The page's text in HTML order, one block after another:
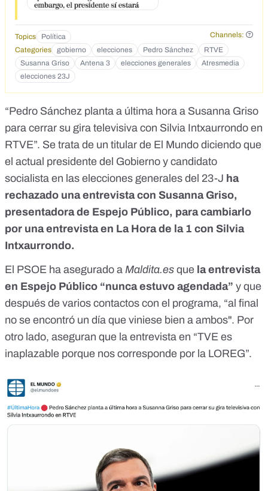
Topics Política
Channels:
Categories
gobierno elecciones Pedro Sánchez
RTVE
Susanna Griso
Antena 3 elecciones generales
Atresmedia
elecciones 23J
“Pedro Sánchez planta a última hora a Susanna Griso
para cerrar su gira televisiva con Silvia Intxaurrondo en
RTVE”. Se trata de un titular de El Mundo diciendo que
el actual presidente del Gobierno y candidato
socialista en las elecciones generales del 23-J ha
rechazado una entrevista con Susanna Griso,
presentadora de Espejo Público, para cambiarlo
por una entrevista en La Hora de la 1 con Silvia
Intxaurrondo.
El PSOE ha asegurado a Maldita.es que la entrevista
en Espejo Público “nunca estuvo agendada” y que
después de varios contactos con el programa, “al final
no se encontró un día que viniese bien a ambos". Por
otro lado, aseguran que la entrevista en “TVE es
inaplazable porque nos corresponde por la LOREG”.